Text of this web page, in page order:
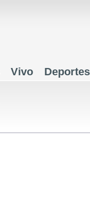
Vivo Deportes